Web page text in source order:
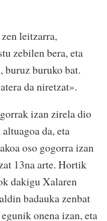
leitzarra,
zebilen bera, eta
buruz buruko bat.
da niretzat».
izan zirela dio
da, eta
oso gogorra izan
13na arte. Hortik
dakigu Xalaren
badauka zenbat
onena izan, eta